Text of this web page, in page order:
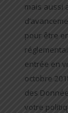
mais aussi
pour être
entrée en
octobre
des
votre